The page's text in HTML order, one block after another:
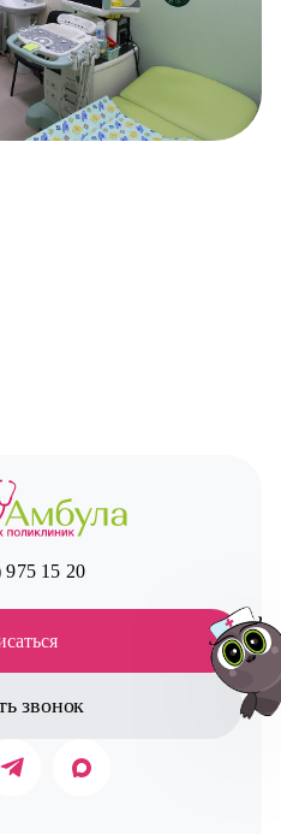
975 15 20
звонок